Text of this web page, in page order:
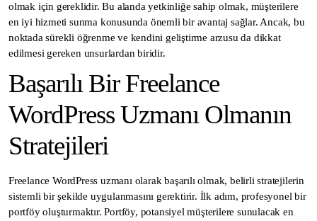
olmak için gereklidir. Bu alanda yetkinliğe sahip olmak, müşterilere
en iyi hizmeti sunma konusunda önemli bir avantaj sağlar. Ancak, bu
noktada sürekli öğrenme ve kendini geliştirme arzusu da dikkat
edilmesi gereken unsurlardan biridir.
Başarılı Bir Freelance
WordPress Uzmanı Olmanın
Stratejileri
Freelance WordPress uzmanı olarak başarılı olmak, belirli stratejilerin
sistemli bir şekilde uygulanmasını gerektirir. İlk adım, profesyonel bir
portföy oluşturmaktır. Portföy, potansiyel müşterilere sunulacak en